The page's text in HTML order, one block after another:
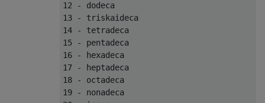
12 - dodeca
13 - triskaideca
14 - tetradeca
15 - pentadeca
16 - hexadeca
17 - heptadeca
18 - octadeca
19 - nonadeca